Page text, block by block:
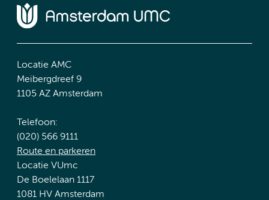
Locatie AMC
Meibergdreef 9
1105 AZ Amsterdam
Telefoon:
(020) 566 9111
Route en parkeren
Locatie VUmc
De Boelelaan 1117
1081 HV Amsterdam